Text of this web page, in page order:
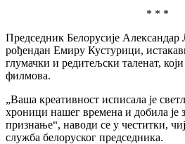
* * *
Председник Белорусије Александар
рођендан Емиру Кустурици,
глумачки и редитељски таленат,
филмова.
„Ваша креативност исписала је
хроници нашег времена и добила је
признање“, наводи се у честитки,
служба белоруског председника.